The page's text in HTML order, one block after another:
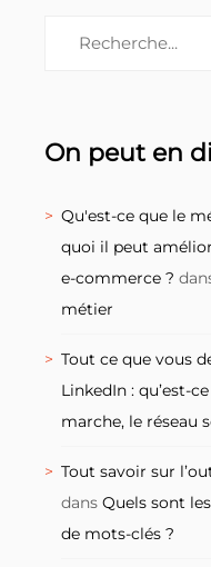
On peut en
Qu'est-ce que le
quoi il peut
e-commerce ?
métier
Tout ce que vous
LinkedIn : qu’est-
marche, le réseau
Tout savoir sur
dans Quels sont
de mots-clés ?